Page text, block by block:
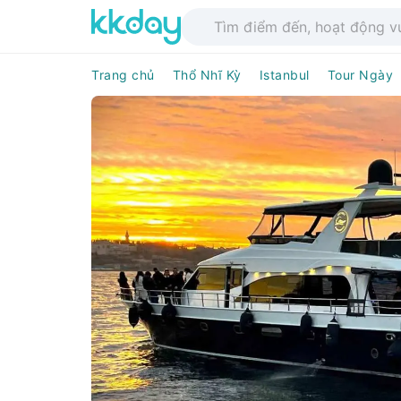
Trang chủ Thổ Nhĩ Kỳ Istanbul Tour Ngày